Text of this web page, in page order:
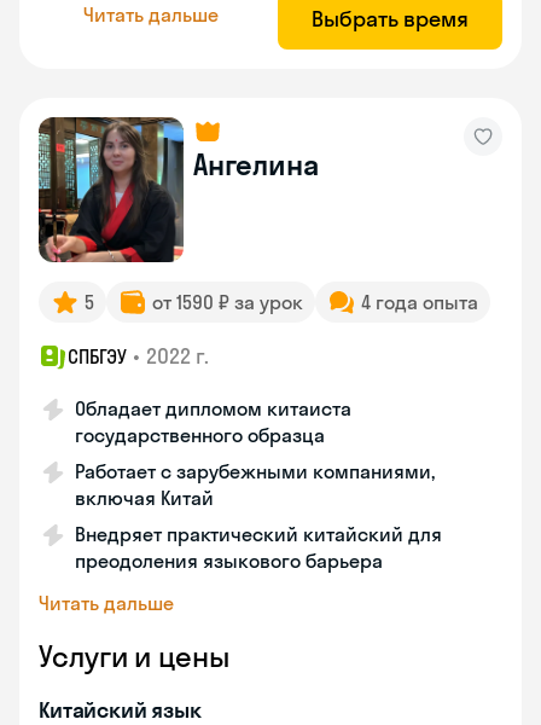
Читать дальше Выбрать время
Ангелина
5 от 1590 ₽ за урок 4 года опыта
СПБГЭУ • 2022 г.
Обладает дипломом китаиста
государственного образца
Работает с зарубежными компаниями,
включая Китай
Внедряет практический китайский для
преодоления языкового барьера
Читать дальше
Услуги и цены
Китайский язык